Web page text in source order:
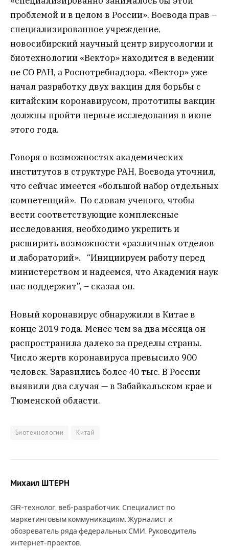
проблемой и в целом в России». Воевода прав –
специализированное учреждение,
новосибирский научный центр вирусологии и
биотехнологии «Вектор» находится в ведении
не СО РАН, а Роспотребнадзора. «Вектор» уже
начал разработку двух вакцин для борьбы с
китайским коронавирусом, прототипы вакцин
должны пройти первые исследования в июне
этого года.
Говоря о возможностях академических
институтов в структуре РАН, Воевода уточнил,
что сейчас имеется «большой набор отдельных
компетенций». По словам ученого, чтобы
вести соответствующие комплексные
исследования, необходимо укрепить и
расширить возможности «различных отделов
и лабораторий». “Инициируем работу перед
министерством и надеемся, что Академия наук
нас поддержит”, – сказал он.
Новый коронавирус обнаружили в Китае в
конце 2019 года. Менее чем за два месяца он
распространила далеко за пределы страны.
Число жертв коронавируса превысило 900
человек. Заразились более 40 тыс. В России
выявили два случая — в Забайкальском крае и
Тюменской области.
Биотехнологии Китай
Михаил ШТЕРН
GR-технолог, веб-разработчик. Специалист по
маркетинговым коммуникациям. Журналист и
обозреватель ряда федеральных СМИ. Руководитель
интернет-проектов.